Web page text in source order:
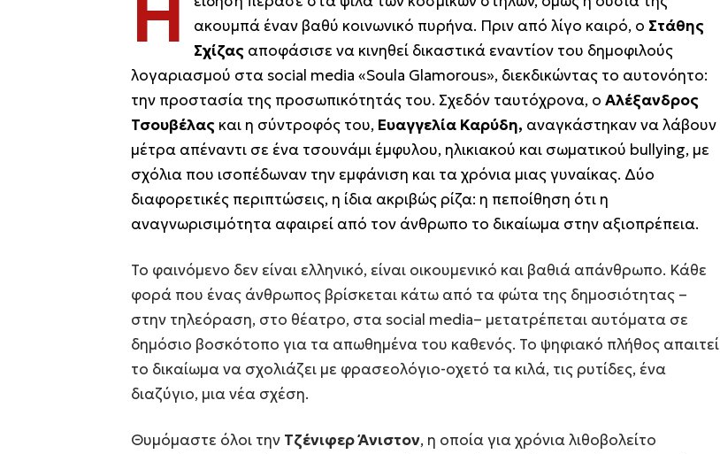
ακουμπά έναν βαθύ κοινωνικό πυρήνα. Πριν από λίγο καιρό, ο Στάθης
Σχίζας αποφάσισε να κινηθεί δικαστικά εναντίον του δημοφιλούς
λογαριασμού στα social media «Soula Glamorous», διεκδικώντας το αυτονόητο:
την προστασία της προσωπικότητάς του. Σχεδόν ταυτόχρονα, ο Αλέξανδρος
Τσουβέλας και η σύντροφός του, Ευαγγελία Καρύδη, αναγκάστηκαν να λάβουν
μέτρα απέναντι σε ένα τσουνάμι έμφυλου, ηλικιακού και σωματικού bullying, με
σχόλια που ισοπέδωναν την εμφάνιση και τα χρόνια μιας γυναίκας. Δύο
διαφορετικές περιπτώσεις, η ίδια ακριβώς ρίζα: η πεποίθηση ότι η
αναγνωρισιμότητα αφαιρεί από τον άνθρωπο το δικαίωμα στην αξιοπρέπεια.
Το φαινόμενο δεν είναι ελληνικό, είναι οικουμενικό και βαθιά απάνθρωπο. Κάθε
φορά που ένας άνθρωπος βρίσκεται κάτω από τα φώτα της δημοσιότητας –
στην τηλεόραση, στο θέατρο, στα social media– μετατρέπεται αυτόματα σε
δημόσιο βοσκότοπο για τα απωθημένα του καθενός. Το ψηφιακό πλήθος απαιτεί
το δικαίωμα να σχολιάζει με φρασεολόγιο-οχετό τα κιλά, τις ρυτίδες, ένα
διαζύγιο, μια νέα σχέση.
Θυμόμαστε όλοι την Τζένιφερ Άνιστον, η οποία για χρόνια λιθοβολείτο